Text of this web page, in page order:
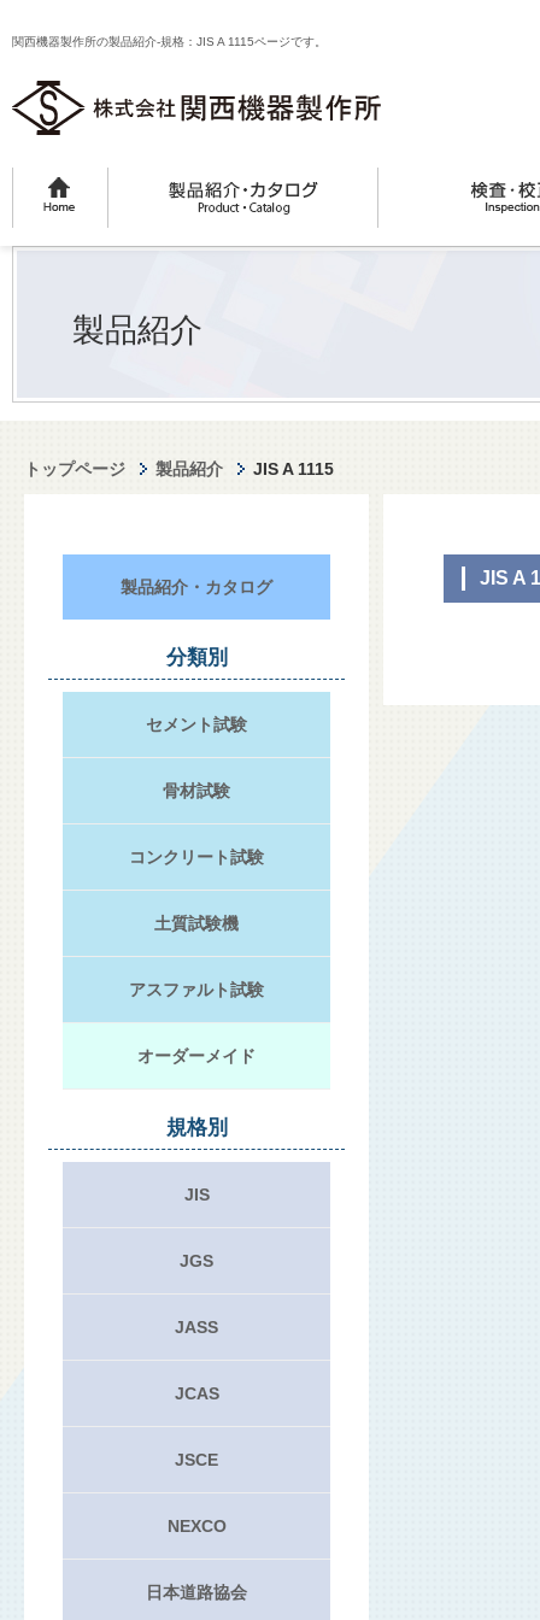
関西機器製作所の製品紹介-規格：JIS A 1115ページです。
製品紹介
トップページ 製品紹介 JIS A 1115
JIS A
製品紹介・カタログ
分類別
セメント試験
骨材試験
コンクリート試験
土質試験機
アスファルト試験
オーダーメイド
規格別
JIS
JGS
JASS
JCAS
JSCE
NEXCO
日本道路協会